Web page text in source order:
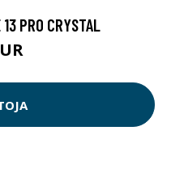
PRO CRYSTAL